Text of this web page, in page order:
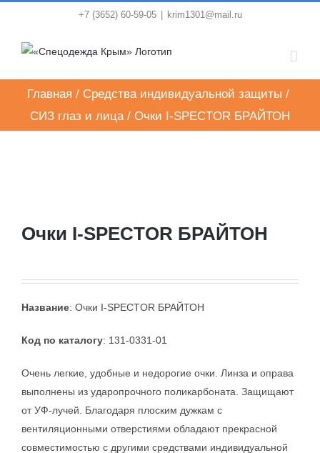
content
+7 (3652) 60-59-05 krim1301@mail.ru
Главная / Средства индивидуальной защиты /
СИЗ глаз и лица / Очки I-SPECTOR БРАЙТОН
Очки I-SPECTOR БРАЙТОН
Название: Очки I-SPECTOR БРАЙТОН
Код по каталогу: 131-0331-01
Очень легкие, удобные и недорогие очки. Линза и оправа
выполнены из ударопрочного поликарбоната. Защищают
от УФ-лучей. Благодаря плоским дужкам с
вентиляционными отверстиями обладают прекрасной
совместимостью с другими средствами индивидуальной